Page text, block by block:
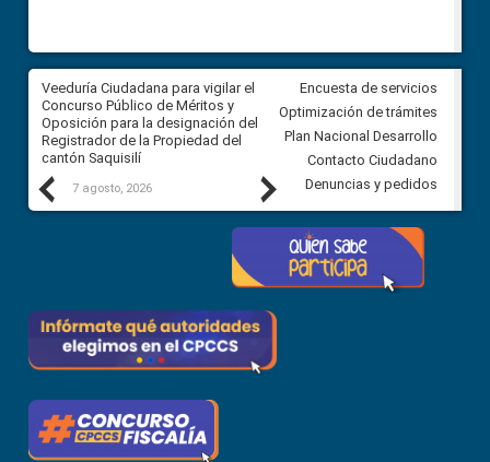
Previous
Veeduría Ciudadana para vigilar el
Concurso Público de Méritos y
Oposición para la designación del
Registrador de la Propiedad del
cantón Saquisilí
7 agosto, 2026
Veeduría Ciudadana para
construcción del asfaltado de
Ballenita del cantón Santa
7 agosto, 2026
Next
Encuesta de servicios
Optimización de trámites
Plan Nacional Desarrollo
Contacto Ciudadano
Denuncias y pedidos